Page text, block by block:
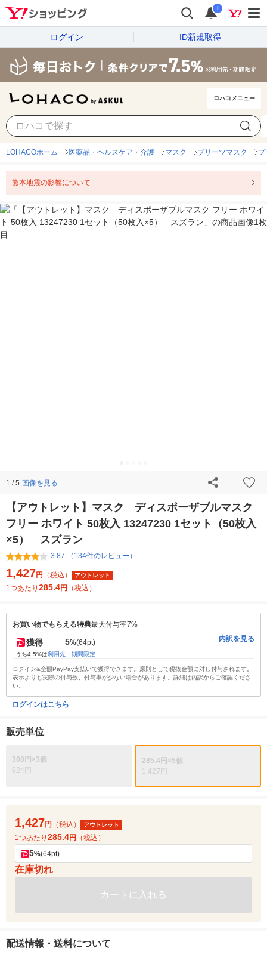
i
ログイン ID新規取得
ロハコメニュー
LOHACOホーム 医薬品・ヘルスケア・介護 マスク プリーツマスク
熊本地震の影響について
1 / 5 画像を見る
【アウトレット】マスク ディスポーザブルマスク
フリー ホワイト 50枚入 13247230 1セット（50枚入
×5） スズラン
3.87 （134件のレビュー）
1,427円 （税込） アウトレット
1つあたり 285.4円 （税込）
お買い物でもらえる特典最大付与率7%
獲得 5%(64pt)
うち4.5%は利用先・期間限定
内訳を見る
ログイン&全額PayPay支払いで獲得できます。原則として税抜金額に対し付与されます。
表示よりも実際の付与数、付与率が少ない場合があります。詳細は内訳からご確認くださ
い。
ログインはこちら
販売単位
308円×3個
924円
285.4円×5個
1,427円
1,427円 （税込） アウトレット
1つあたり 285.4円 （税込）
5%(64pt)
在庫切れ
カートに入れる
配送情報・送料について